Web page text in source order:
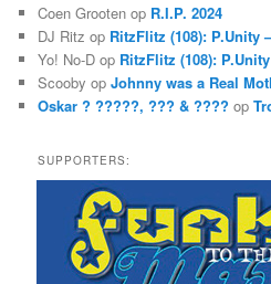
n
Coen Grooten op R.I.P. 2024
DJ Ritz op RitzFlitz (108): P.Unity
Yo! No-D op RitzFlitz (108):
Scooby opJohnny was a Real
Oskar ? ?????, ??? & ???? op
SUPPORTERS: